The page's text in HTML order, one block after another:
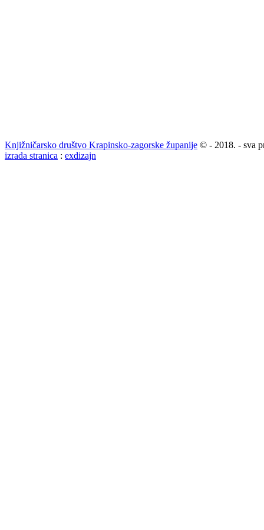
Knjižničarsko društvo Krapinsko-zagorske županije © - 2018. - sva
izrada stranica : exdizajn